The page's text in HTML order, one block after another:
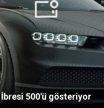
İbresi 500'ü gösteriyor